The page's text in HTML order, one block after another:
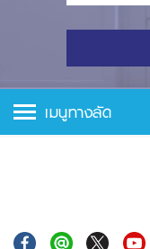
เมนูทางลัด